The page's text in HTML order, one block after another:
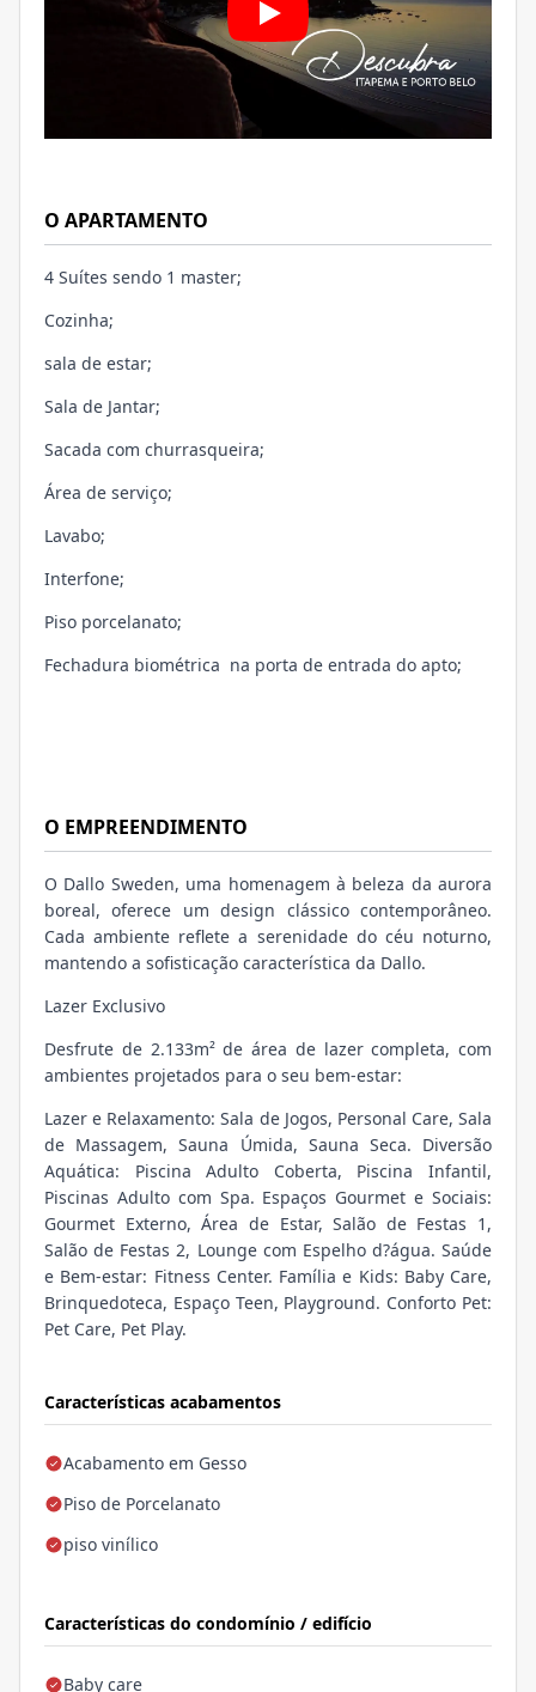
Características acabamentos
Acabamento em Gesso
Piso de Porcelanato
piso vinílico
Características do condomínio / edifício
Baby care
O APARTAMENTO
4 Suítes sendo 1 master;
Cozinha;
sala de estar;
Sala de Jantar;
Sacada com churrasqueira;
Área de serviço;
Lavabo;
Interfone;
Piso porcelanato;
Fechadura biométrica na porta de entrada do apto;
O EMPREENDIMENTO
O Dallo Sweden, uma homenagem à beleza da aurora
boreal, oferece um design clássico contemporâneo.
Cada ambiente reflete a serenidade do céu noturno,
mantendo a sofisticação característica da Dallo.
Lazer Exclusivo
Desfrute de 2.133m² de área de lazer completa, com
ambientes projetados para o seu bem-estar:
Lazer e Relaxamento: Sala de Jogos, Personal Care, Sala
de Massagem, Sauna Úmida, Sauna Seca. Diversão
Aquática: Piscina Adulto Coberta, Piscina Infantil,
Piscinas Adulto com Spa. Espaços Gourmet e Sociais:
Gourmet Externo, Área de Estar, Salão de Festas 1,
Salão de Festas 2, Lounge com Espelho d?água. Saúde
e Bem-estar: Fitness Center. Família e Kids: Baby Care,
Brinquedoteca, Espaço Teen, Playground. Conforto Pet:
Pet Care, Pet Play.